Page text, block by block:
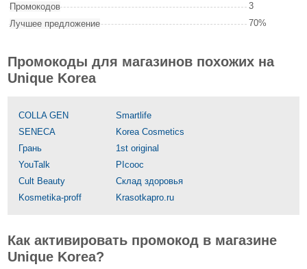
Промокодов
3
Лучшее предложение
70%
Промокоды для магазинов похожих на
Unique Korea
COLLA GEN
Smartlife
SENECA
Korea Cosmetics
Грань
1st original
YouTalk
PIcooc
Cult Beauty
Склад здоровья
Kosmetika-proff
Krasotkapro.ru
Как активировать промокод в магазине
Unique Korea?